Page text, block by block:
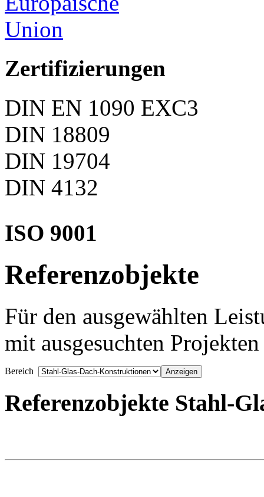
Zertifizierungen
DIN EN 1090 EXC3
DIN 18809
DIN 19704
DIN 4132
ISO 9001
Referenzobjekte
Für den ausgewählten
mit ausgesuchten
Bereich
Referenzobjekte Stahl-